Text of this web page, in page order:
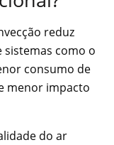
reduz
sistemas como o
consumo de
menor impacto
do ar